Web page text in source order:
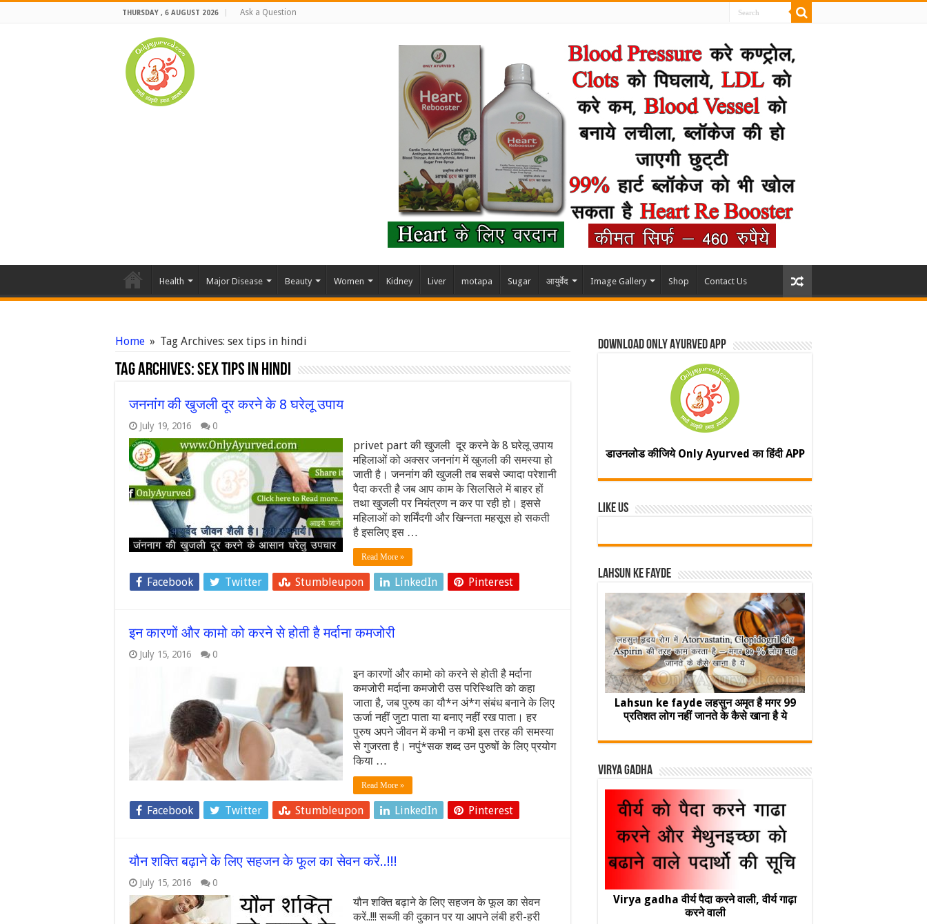
THURSDAY , 6 AUGUST 2026 Ask a Question
Health Major Disease Beauty Women Kidney Liver motapa Sugar आयुर्वेद Image Gallery Shop Contact Us
Home » Tag Archives: sex tips in hindi
Tag Archives:sex tips in hindi
जननांग की खुजली दूर करने के 8 घरेलू उपाय
July 19, 2016 0
privet part की खुजली दूर करने के 8 घरेलू उपाय
महिलाओं को अक्सर जननांग में खुजली की समस्या हो
जाती है। जननांग की खुजली तब सबसे ज्यादा परेशानी
पैदा करती है जब आप काम के सिलसिले में बाहर हों
तथा खुजली पर नियंत्रण न कर पा रही हो। इससे
महिलाओं को शर्मिंदगी और खिन्नता महसूस हो सकती
है इसलिए इस …
Read More »
Facebook Twitter Stumbleupon LinkedIn Pinterest
इन कारणों और कामो को करने से होती है मर्दाना कमजोरी
July 15, 2016 0
इन कारणों और कामो को करने से होती है मर्दाना
कमजोरी मर्दाना कमजोरी उस परिस्थिति को कहा
जाता है, जब पुरुष का यौ*न अं*ग संबंध बनाने के लिए
ऊर्जा नहीं जुटा पाता या बनाए नहीं रख पाता। हर
पुरुष अपने जीवन में कभी न कभी इस तरह की समस्या
से गुजरता है। नपुं*सक शब्द उन पुरुषों के लिए प्रयोग
किया …
Read More »
Facebook Twitter Stumbleupon LinkedIn Pinterest
यौन शक्ति बढ़ाने के लिए सहजन के फूल का सेवन करें..!!!
July 15, 2016 0
यौन शक्ति बढ़ाने के लिए सहजन के फूल का सेवन
करें..!!! सब्जी की दुकान पर या आपने लंबी हरी-हरी
Download Only Ayurved App
डाउनलोड कीजिये Only Ayurved का हिंदी APP
Like Us
Lahsun ke fayde
Lahsun ke fayde लहसुन अमृत है मगर 99
प्रतिशत लोग नहीं जानते के कैसे खाना है ये
Virya Gadha
Virya gadha वीर्य पैदा करने वाली, वीर्य गाढ़ा
करने वाली